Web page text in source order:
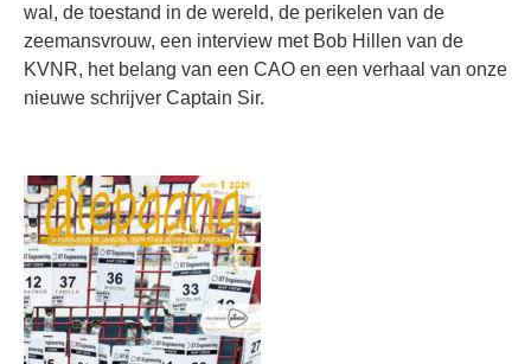
wal, de toestand in de wereld, de perikelen van de
zeemansvrouw, een interview met Bob Hillen van de
KVNR, het belang van een CAO en een verhaal van onze
nieuwe schrijver Captain Sir.